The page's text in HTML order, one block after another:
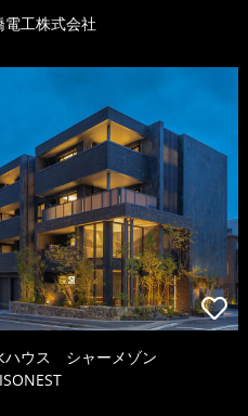
電工株式会社
ハウス シャーメゾン